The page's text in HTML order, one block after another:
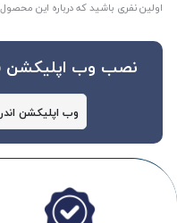
اولین نفری باشید که درباره این
نصب وب اپلیکشن
وب اپلیکشن